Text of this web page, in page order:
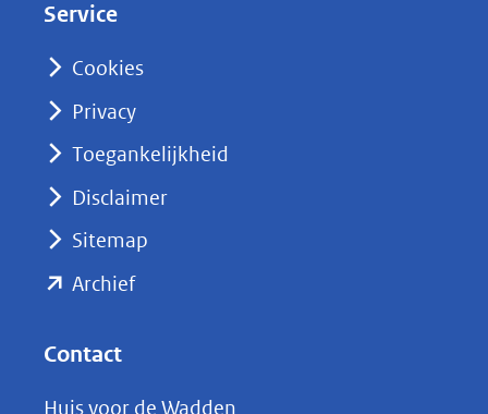
nieuw
naar
Service
Cookies
Privacy
Toegankelijkheid
Disclaimer
Sitemap
Archief(opent
Contact
Huis voor de Wadden